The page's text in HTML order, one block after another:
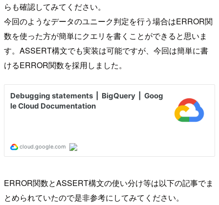
らも確認してみてください。
今回のようなデータのユニーク判定を行う場合はERROR関
数を使った方が簡単にクエリを書くことができると思いま
す。ASSERT構文でも実装は可能ですが、今回は簡単に書
けるERROR関数を採用しました。
ERROR関数とASSERT構文の使い分け等は以下の記事でま
とめられていたので是非参考にしてみてください。